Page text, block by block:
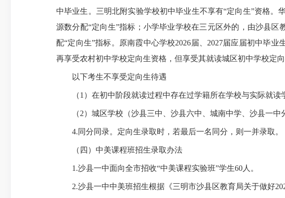
中毕业生。 三明北附实验学校初中毕业生不享有“定向生”资格。
源数分配“定向生”指标；小学毕业学校在三元区外的，由沙县
配“定向生”指标。原南霞中心学校2026届、2027届应届初中毕
再享受农村初中学校定向生资格，但享受其就读城区初中学校定向
以下考生不享受定向生待遇
（1）在初中阶段就读过程中存在过学籍所在学校与实际就读
（2）城区学校（沙县三中、沙县六中、城南中学、沙县一中
4.同分同录。定向生录取时，若最后一名同分，则一并录取。
（四）中美课程班招生录取办法
1.沙县一中面向全市招收“中美课程实验班”学生60人。
2.沙县一中中美班招生根据《三明市沙县区教育局关于做好